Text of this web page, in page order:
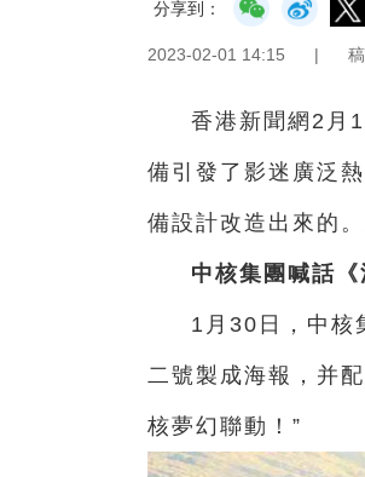
分享到：
2023-02-01 14:15 |
香港新聞網2月
備引發了影迷廣泛熱
備設計改造出來的。
中核集團喊話《
1月30日，中核
二號製成海報， 并
核夢幻聯動！”